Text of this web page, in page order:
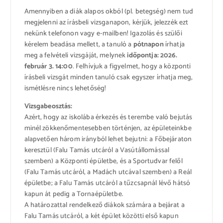
Amennyiben a diák alapos okból (pl. betegség) nem tud
megjelenni az írásbeli vizsganapon, kérjük, jelezzék ezt
nekünk telefonon vagy e-mailben! Igazolás és szülői
kérelem beadása mellett, atanuló a pótnaponírhatja
meg a felvételi vizsgáját, melynekidőpontja: 2026.
február 3. 14:00. Felhívjuk a figyelmet, hogy a központi
írásbeli vizsgát minden tanuló csak egyszer írhatja meg,
ismétlésre nincs lehetőség!
Vizsgabeosztás:
Azért, hogy az iskolába érkezés és terembe való bejutás
minél zökkenőmentesebben történjen, az épületeinkbe
alapvetően három irányból lehet bejutni: a Főbejáraton
keresztül (Falu Tamás utcáról a Vasútállomással
szemben) a Központi épületbe, és a Sportudvar felől
(Falu Tamás utcáról, a Madách utcával szemben) a Reál
épületbe; a Falu Tamás utcáról a tűzcsapnál lévő hátsó
kapun át pedig a Tornaépületbe.
A határozattal rendelkező diákok számára a bejárat a
Falu Tamás utcáról, a két épület közötti első kapun